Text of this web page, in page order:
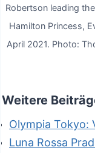
Robertson leading
Hamilton Princess,
April 2021. Photo:
Weitere
Olympia Tokyo:
Luna Rossa